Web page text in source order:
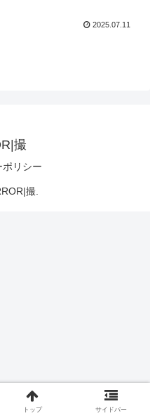
2025.07.11
撮
ポリシー
撮.
トップ サイドバー